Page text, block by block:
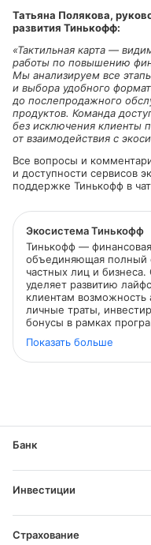
Татьяна Полякова,
развития Тинькофф:
«Тактильная карта —
работы по повышению
Мы анализируем все
и выбора удобного
до послепродажного
продуктов. Команда
без исключения клиенты
от взаимодействия с
Все вопросы и
и доступности сервисов
поддержке Тинькофф в
Экосистема Тинькофф
Тинькофф —
объединяющая полный
частных лиц и бизнеса. Особое
уделяет развитию
клиентам возможность
личные траты, инвестировать сбережения, получать
бонусы в рамках
столики в ресторанах и
Показать больше
Банк
Инвестиции
Страхование